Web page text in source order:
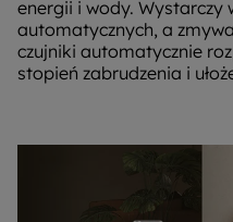
energii i wody. Wystarczy
automatycznych, a
czujniki automatycznie
stopień zabrudzenia i